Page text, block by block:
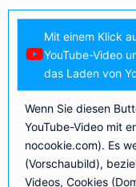
Mit einem Klick
YouTube-Video
das Laden von
Wenn Sie diesen
YouTube-Video mit
nocookie.com). Es
(Vorschaubild),
Videos, Cookies